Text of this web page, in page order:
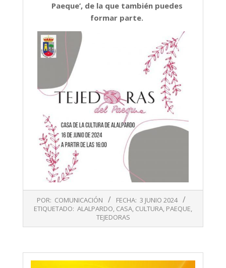
Paeque’, de la que también puedes
formar parte.
06-
POR: COMUNICACIÓN FECHA: 3 JUNIO 2024
ETIQUETADO: ALALPARDO, CASA, CULTURA, PAEQUE,
TEJEDORAS